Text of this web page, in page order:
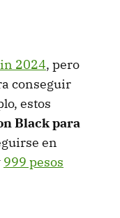
2024, pero
conseguir
estos
Black para
en
999 pesos